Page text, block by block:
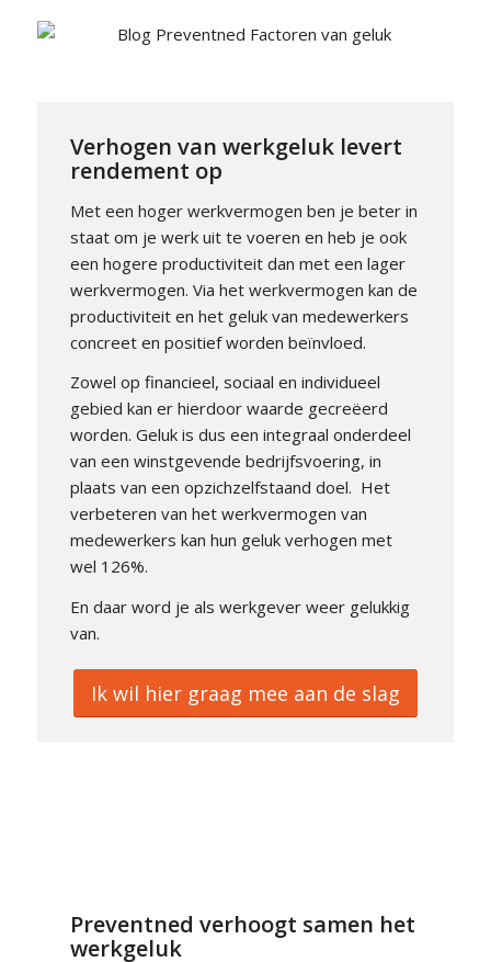
Verhogen van werkgeluk levert
rendement op
Met een hoger werkvermogen ben je beter in
staat om je werk uit te voeren en heb je ook
een hogere productiviteit dan met een lager
werkvermogen. Via het werkvermogen kan de
productiviteit en het geluk van medewerkers
concreet en positief worden beïnvloed.
Zowel op financieel, sociaal en individueel
gebied kan er hierdoor waarde gecreëerd
worden. Geluk is dus een integraal onderdeel
van een winstgevende bedrijfsvoering, in
plaats van een opzichzelfstaand doel. Het
verbeteren van het werkvermogen van
medewerkers kan hun geluk verhogen met
wel 126%.
En daar word je als werkgever weer gelukkig
van.
Ik wil hier graag mee aan de slag
Preventned verhoogt samen het
werkgeluk